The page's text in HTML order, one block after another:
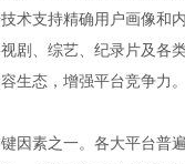
术支持精确用户画像和
剧、综艺、纪录片及
生态，增强平台竞争力
因素之一。各大平台普